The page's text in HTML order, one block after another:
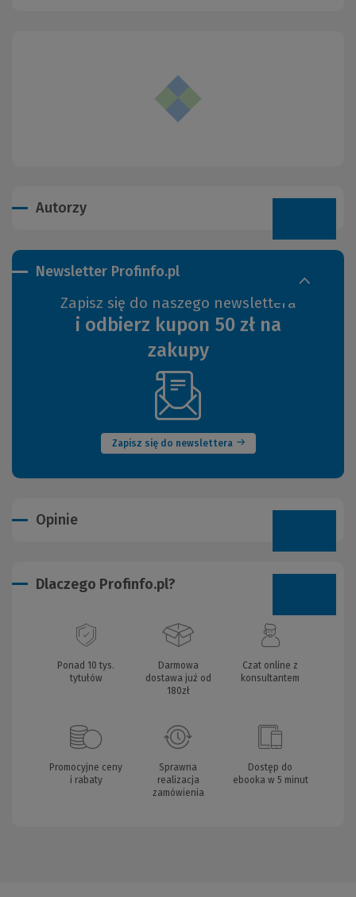
Autorzy
Newsletter Profinfo.pl
Zapisz się do naszego newslettera
i odbierz kupon 50 zł na
zakupy
Zapisz się do newslettera
(Nowe
okno)
Opinie
Dlaczego Profinfo.pl?
Ponad 10 tys.
tytułów
Darmowa
dostawa już od
180zł
Czat online z
konsultantem
Promocyjne ceny
i rabaty
Sprawna
realizacja
zamówienia
Dostęp do
ebooka w 5 minut